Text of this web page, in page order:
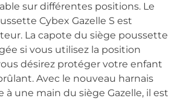
sur différentes positions. Le
Cybex Gazelle S est
La capote du siège poussette
si vous utilisez la position
désirez protéger votre enfant
Avec le nouveau harnais
à une main du siège Gazelle, il est